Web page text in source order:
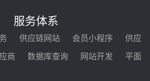
锅中标格尔木项目蒸汽发生系统
甘肃建投安装公司赴京洽谈，深化
瓜州、博州光热项目战略合作
服务体系
供应链网站 会员小程序
供应
商 数据库查询 网站开发
平面